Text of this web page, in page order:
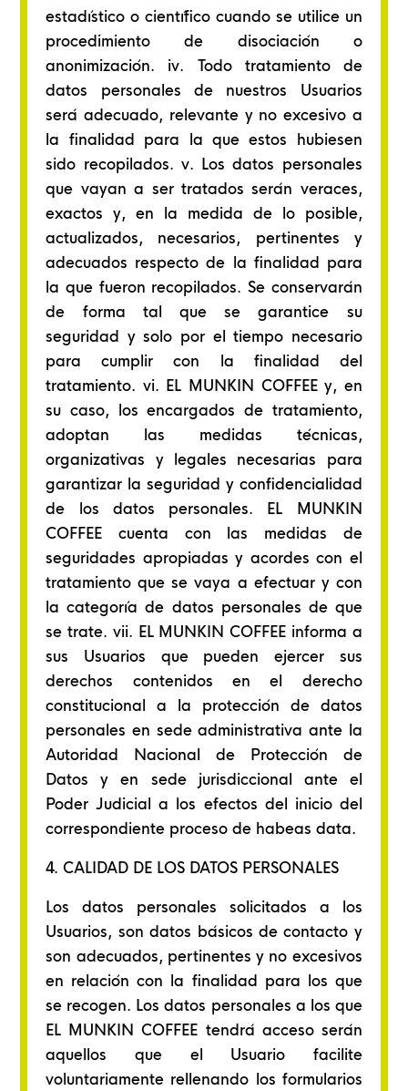
estadístico o científico cuando se utilice un
procedimiento de disociación o
anonimización. iv. Todo tratamiento de
datos personales de nuestros Usuarios
será adecuado, relevante y no excesivo a
la finalidad para la que estos hubiesen
sido recopilados. v. Los datos personales
que vayan a ser tratados serán veraces,
exactos y, en la medida de lo posible,
actualizados, necesarios, pertinentes y
adecuados respecto de la finalidad para
la que fueron recopilados. Se conservarán
de forma tal que se garantice su
seguridad y solo por el tiempo necesario
para cumplir con la finalidad del
tratamiento. vi. EL MUNKIN COFFEE y, en
su caso, los encargados de tratamiento,
adoptan las medidas técnicas,
organizativas y legales necesarias para
garantizar la seguridad y confidencialidad
de los datos personales. EL MUNKIN
COFFEE cuenta con las medidas de
seguridades apropiadas y acordes con el
tratamiento que se vaya a efectuar y con
la categoría de datos personales de que
se trate. vii. EL MUNKIN COFFEE informa a
sus Usuarios que pueden ejercer sus
derechos contenidos en el derecho
constitucional a la protección de datos
personales en sede administrativa ante la
Autoridad Nacional de Protección de
Datos y en sede jurisdiccional ante el
Poder Judicial a los efectos del inicio del
correspondiente proceso de habeas data.
4. CALIDAD DE LOS DATOS PERSONALES
Los datos personales solicitados a los
Usuarios, son datos básicos de contacto y
son adecuados, pertinentes y no excesivos
en relación con la finalidad para los que
se recogen. Los datos personales a los que
EL MUNKIN COFFEE tendrá acceso serán
aquellos que el Usuario facilite
voluntariamente rellenando los formularios